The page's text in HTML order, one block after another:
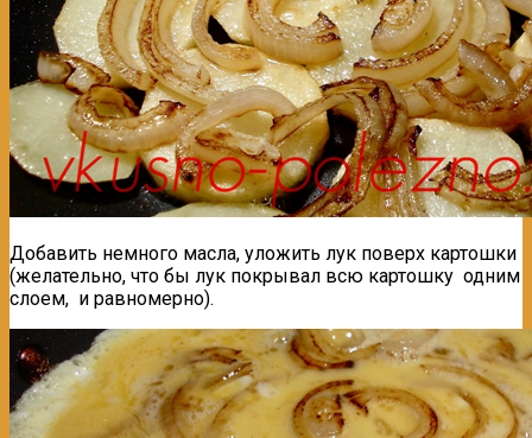
Добавить немного масла, уложить лук поверх картошки
(желательно, что бы лук покрывал всю картошку одним
слоем, и равномерно).